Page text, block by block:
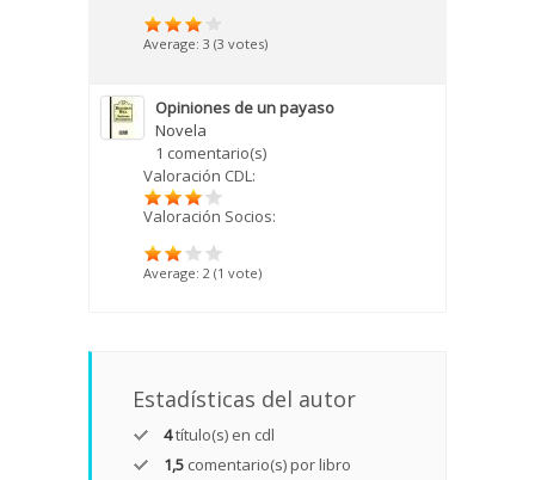
Average: 3 (3 votes)
Opiniones de un payaso
Novela
1 comentario(s)
Valoración CDL:
Valoración Socios:
Average: 2 (1 vote)
Estadísticas del autor
4título(s) en cdl
1,5 comentario(s) por libro